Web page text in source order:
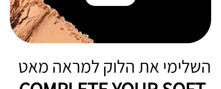
השלימי את הלוק למראה מאט